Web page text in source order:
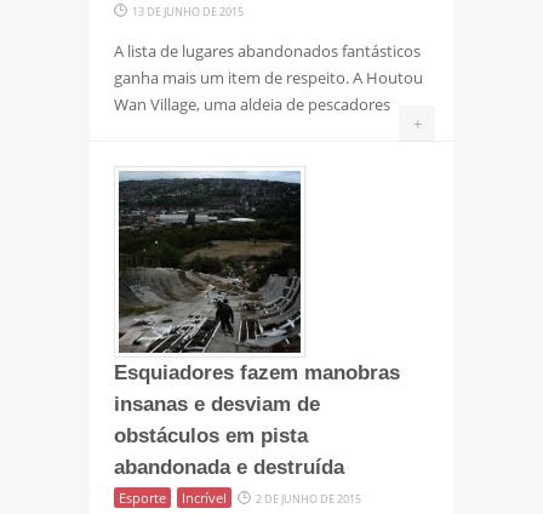
13 DE JUNHO DE 2015
A lista de lugares abandonados fantásticos
ganha mais um item de respeito. A Houtou
Wan Village, uma aldeia de pescadores
+
Esquiadores fazem manobras
insanas e desviam de
obstáculos em pista
abandonada e destruída
Esporte Incrível 2 DE JUNHO DE 2015